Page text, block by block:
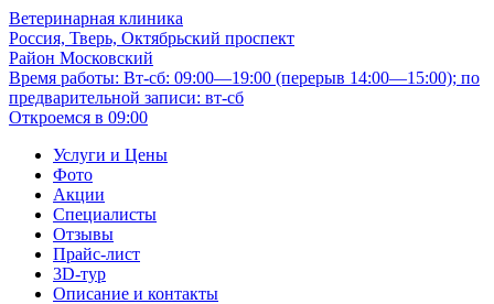
Ветеринарная клиника
Россия, Тверь, Октябрьский проспект
Район Московский
Время работы: Вт-сб: 09:00—19:00 (перерыв 14:00—15:00); по
предварительной записи: вт-сб
Откроемся в 09:00
Услуги и Цены
Фото
Акции
Специалисты
Отзывы
Прайс-лист
3D-тур
Описание и контакты